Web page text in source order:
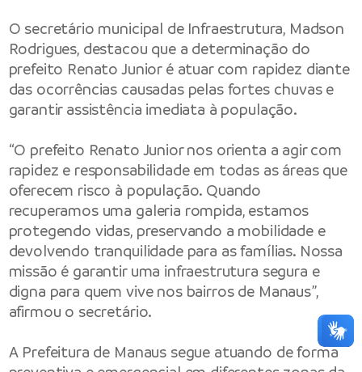
O secretário municipal de Infraestrutura, Madson
Rodrigues, destacou que a determinação do
prefeito Renato Junior é atuar com rapidez diante
das ocorrências causadas pelas fortes chuvas e
garantir assistência imediata à população.
“O prefeito Renato Junior nos orienta a agir com
rapidez e responsabilidade em todas as áreas que
oferecem risco à população. Quando
recuperamos uma galeria rompida, estamos
protegendo vidas, preservando a mobilidade e
devolvendo tranquilidade para as famílias. Nossa
missão é garantir uma infraestrutura segura e
digna para quem vive nos bairros de Manaus”,
afirmou o secretário.
A Prefeitura de Manaus segue atuando de forma